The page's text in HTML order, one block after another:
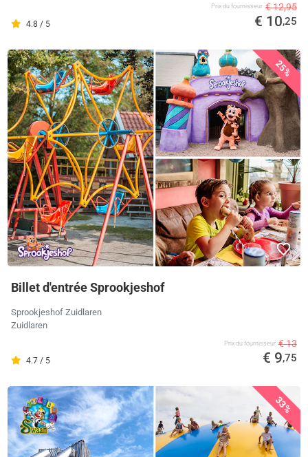
4.8 / 5
Prix ​​du fournisseur € 12,95
€ 10,25
25%
Billet d'entrée Sprookjeshof
Sprookjeshof Zuidlaren
Zuidlaren
4.7 / 5
Prix ​​du fournisseur € 13
€ 9,75
33%